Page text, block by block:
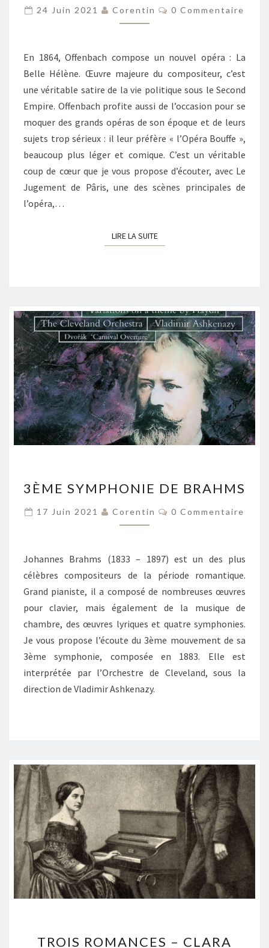
PÂRIS
–
24 Juin 2021 Corentin Commentaires
0 Commentaire
En 1864, Offenbach compose un nouvel opéra : La
Belle Hélène. Œuvre majeure du compositeur, c’est
une véritable satire de la vie politique sous le Second
Empire. Offenbach profite aussi de l’occasion pour se
moquer des grands opéras de son époque et de leurs
sujets trop sérieux : il leur préfère « l’Opéra Bouffe »,
beaucoup plus léger et comique. C’est un véritable
coup de cœur que je vous propose d’écouter, avec Le
Jugement de Pâris, une des scènes principales de
l’opéra,…
LIRE LA SUITELIRE LA SUITE
SYMPHONIE
DE
BRAHMS
3ÈME SYMPHONIE DE BRAHMS
17 Juin 2021 Corentin Commentaires
0 Commentaire
Johannes Brahms (1833 – 1897) est un des plus
célèbres compositeurs de la période romantique.
Grand pianiste, il a composé de nombreuses œuvres
pour clavier, mais également de la musique de
chambre, des œuvres lyriques et quatre symphonies.
Je vous propose l’écoute du 3ème mouvement de sa
3ème symphonie, composée en 1883. Elle est
interprétée par l’Orchestre de Cleveland, sous la
direction de Vladimir Ashkenazy.
ROMANCES
TROIS ROMANCES – CLARA